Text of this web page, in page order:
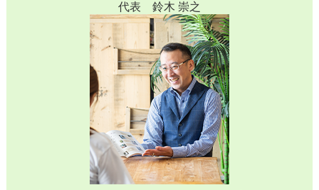
代表 鈴木 崇之